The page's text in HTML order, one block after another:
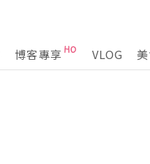
博客專享 VLOG